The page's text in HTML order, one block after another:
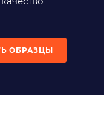
ПОЛУЧИТЬ ОБРАЗЦЫ